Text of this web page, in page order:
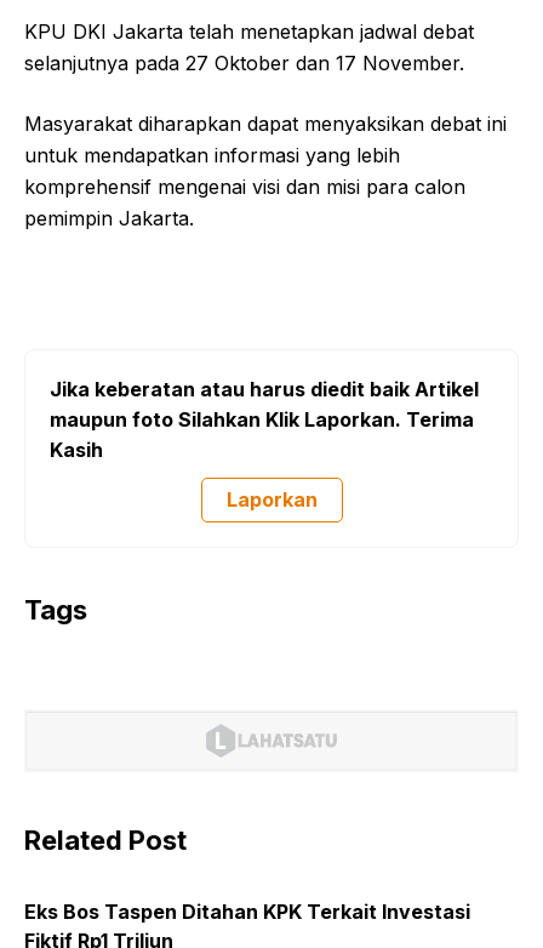
KPU DKI Jakarta telah menetapkan jadwal debat
selanjutnya pada 27 Oktober dan 17 November.
Masyarakat diharapkan dapat menyaksikan debat ini
untuk mendapatkan informasi yang lebih
komprehensif mengenai visi dan misi para calon
pemimpin Jakarta.
Jika keberatan atau harus diedit baik Artikel
maupun foto Silahkan Klik Laporkan. Terima
Kasih
Laporkan
Tags
Related Post
Eks Bos Taspen Ditahan KPK Terkait Investasi
Fiktif Rp1 Triliun